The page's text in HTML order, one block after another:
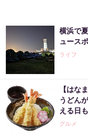
横浜で
ュース
ライフ
【はな
うどん
える日
グルメ